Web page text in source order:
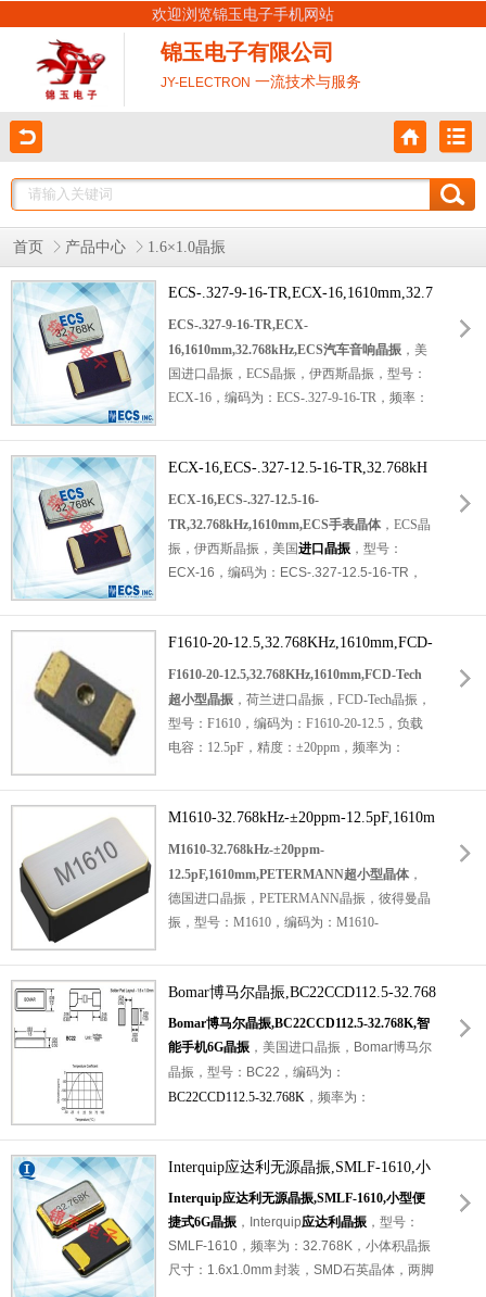
欢迎浏览锦玉电子手机网站
锦玉电子有限公司
JY-ELECTRON 一流技术与服务
首页 产品中心 1.6×1.0晶振
ECS-.327-9-16-TR,ECX-16,1610mm,32.7
68kHz,ECS汽车音响晶振
ECS-.327-9-16-TR,ECX-
16,1610mm,32.768kHz,ECS汽车音响晶振 ，美
国进口晶振，ECS晶振，伊西斯晶振，型号：
ECX-16， 编码为： ECS-.327-9-16-TR ，频率：
作温度范围：-40℃至+85℃，小体积晶振尺
寸：1.6x1.0x0.5mm，是一个非常紧凑的SMD
音叉晶体，两脚贴片晶振，石英晶振，1610晶
振，无源晶振，SMD时钟晶体，石英晶体谐振
器。具有超小型晶振，轻薄型晶振，高品质晶
振，高性能晶振，耐热及耐环境等特点。石英
智能穿戴设备晶振，无线蓝牙晶振，钟表电子
晶振，数字显示晶振、物联网晶振、实时时钟
ECX-16,ECS-.327-12.5-16-TR,32.768kH
z,1610mm,ECS手表晶体
ECX-16,ECS-.327-12.5-16-
TR,32.768kHz,1610mm,ECS手表晶体 ，ECS晶
振，伊西斯晶振，美国进口晶振 ，型号：
ECX-16， 编码为： ECS-.327-12.5-16-TR ，
±20ppm，小体积晶振尺寸：
1.6x1.0x0.5mm，是一个非常紧凑的SMD音叉
晶体，两脚贴片晶振，石英晶体谐振器，石英
晶振，1610晶振，无源晶振，SMD时钟晶
体，工作温度范围：-40℃至+85℃。具有超小
型晶振，轻薄型晶振，高品质晶振，高性能晶
能穿戴设备晶振，无线蓝牙晶振，钟表电子晶
振，数字显示晶振，移动设备晶振、物联网晶
F1610‐20‐12.5,32.768KHz,1610mm,FCD-
Tech超小型晶振
F1610‐20‐12.5,32.768KHz,1610mm,FCD-Tech
超小型晶振 ，荷兰进口晶振，FCD-Tech晶振，
型号：F1610，编码为：F1610-20-12.5，负载
电容：12.5pF，精度：±20ppm，频率为：
小体积晶振尺寸：1.6x1.0x0.5mm，两脚贴片晶
振，手表水晶，石英晶振，音叉晶体，无源晶
振，石英晶体谐振器。具有超小型，轻薄型，
高性能，高品质，耐热及耐环境，优良的老化
特性。被广泛应用于：无线蓝牙晶振，可穿戴
设备晶振，钟表电子晶振，仪器仪表设备晶
M1610-32.768kHz-±20ppm-12.5pF,1610m
m,PETERMANN超小型晶体
M1610-32.768kHz-±20ppm-
12.5pF,1610mm,PETERMANN超小型晶体 ，
德国进口晶振，PETERMANN晶振，彼得曼晶
振，型号：M1610，编码为：M1610-
为：32.768K，负载电容：12.5pF，精度：
±20ppm，工作温度范围：-40℃至+85℃，小
体积晶振尺寸：1.6x1.0mm封装，两脚贴片晶
振，石英晶振，无源晶振，手表晶体，SMD晶
振，石英晶体谐振器，无铅晶振。具有超小
型，轻薄型，高性能，高品质，耐热及耐环境
备晶振，智能手环晶振，钟表电子晶振，汽车
电子晶振，仪器仪表设备晶振，数字显示晶振
Bomar博马尔晶振,BC22CCD112.5-32.768
K,智能手机6G晶振
Bomar博马尔晶振,BC22CCD112.5-32.768K,智
能手机6G晶振 ，美国进口晶振，Bomar博马尔
晶振，型号：BC22，编码为：
BC22CCD112.5-32.768K ，频率为：
1.6x1.0x0.5mm，两脚贴片晶振，无源晶振，
石英晶振，石英晶体谐振器，无铅环保晶振，
1610石英贴片晶振BC22系列是一种超薄的
SMD陶瓷晶体，高度为0.5毫米。非常适用于
空间最小的电路。应用程序：移动通信、芯片
卡、实时时钟，无线通信，智能手机，仪器仪
Interquip应达利无源晶振,SMLF-1610,小
型便捷式6G晶振
Interquip应达利无源晶振,SMLF-1610,小型便
捷式6G晶振 ， Interquip应达利晶振 ，型号：
SMLF-1610，频率为： 32.768K ，小体积晶振
尺寸：1.6x1.0mm 封装， SMD石英晶体， 两脚